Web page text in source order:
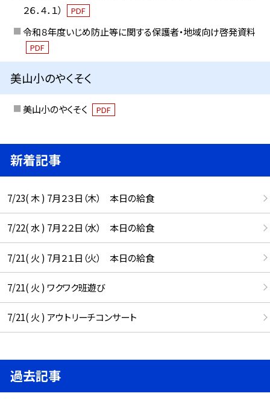
２６．４．１）
PDF
令和８年度いじめ防止等に関する保護者・地域向け啓発資料
PDF
美山小のやくそく
美山小のやくそく PDF
新着記事
7/23( 木 ) 7月２３日（木） 本日の給食
7/22( 水 ) 7月２２日（水） 本日の給食
7/21( 火 ) 7月２１日（火） 本日の給食
7/21( 火 ) ワクワク班遊び
7/21( 火 ) アウトリーチコンサート
過去記事